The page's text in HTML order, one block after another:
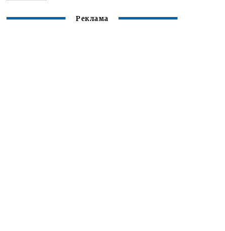
Реклама